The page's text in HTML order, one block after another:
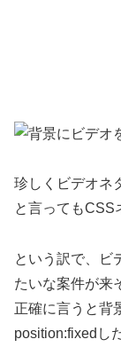
珍しくビデオネ
と言ってもCSS
という訳で、ビ
たいな案件が来
正確に言うと背
position:fixedし